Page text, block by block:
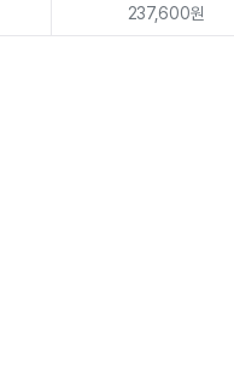
237,600원